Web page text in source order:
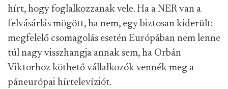
hírt, hogy foglalkozzanak vele. Ha a NER van a
felvásárlás mögött, ha nem, egy biztosan kiderült:
megfelelő csomagolás esetén Európában nem lenne
túl nagy visszhangja annak sem, ha Orbán
Viktorhoz köthető vállalkozók vennék meg a
páneurópai hírtelevíziót.